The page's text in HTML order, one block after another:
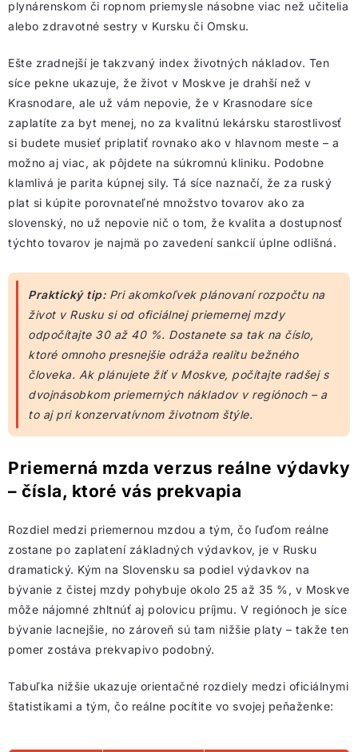
plynárenskom či ropnom priemysle násobne viac než učitelia
alebo zdravotné sestry v Kursku či Omsku.
Ešte zradnejší je takzvaný index životných nákladov. Ten
síce pekne ukazuje, že život v Moskve je drahší než v
Krasnodare, ale už vám nepovie, že v Krasnodare síce
zaplatíte za byt menej, no za kvalitnú lekársku starostlivosť
si budete musieť priplatiť rovnako ako v hlavnom meste – a
možno aj viac, ak pôjdete na súkromnú kliniku. Podobne
klamlivá je parita kúpnej sily. Tá síce naznačí, že za ruský
plat si kúpite porovnateľné množstvo tovarov ako za
slovenský, no už nepovie nič o tom, že kvalita a dostupnosť
týchto tovarov je najmä po zavedení sankcií úplne odlišná.
Praktický tip:Pri akomkoľvek plánovaní rozpočtu na
život v Rusku si od oficiálnej priemernej mzdy
odpočítajte 30 až 40 %. Dostanete sa tak na číslo,
ktoré omnoho presnejšie odráža realitu bežného
človeka. Ak plánujete žiť v Moskve, počítajte radšej s
dvojnásobkom priemerných nákladov v regiónoch – a
to aj pri konzervatívnom životnom štýle.
Priemerná mzda verzus reálne výdavky
– čísla, ktoré vás prekvapia
Rozdiel medzi priemernou mzdou a tým, čo ľuďom reálne
zostane po zaplatení základných výdavkov, je v Rusku
dramatický. Kým na Slovensku sa podiel výdavkov na
bývanie z čistej mzdy pohybuje okolo 25 až 35 %, v Moskve
môže nájomné zhltnúť aj polovicu príjmu. V regiónoch je síce
bývanie lacnejšie, no zároveň sú tam nižšie platy – takže ten
pomer zostáva prekvapivo podobný.
Tabuľka nižšie ukazuje orientačné rozdiely medzi oficiálnymi
štatistikami a tým, čo reálne pocítite vo svojej peňaženke: